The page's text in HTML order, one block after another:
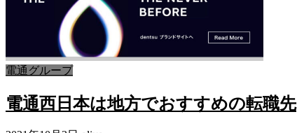
電通グループ
電通西日本は地方でおすすめの転職先